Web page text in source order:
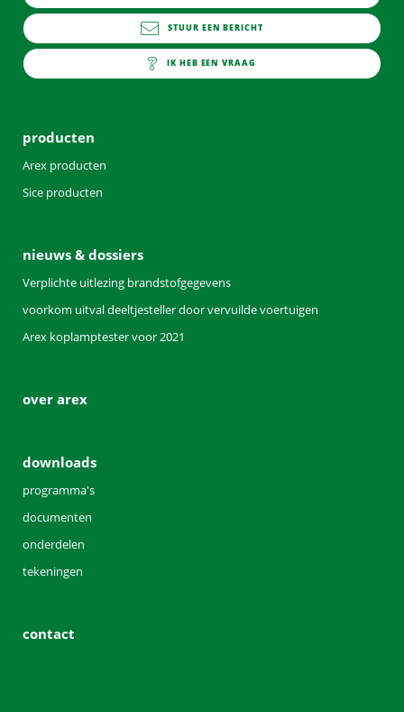
STUUR EEN BERICHT
IK HEB EEN VRAAG
producten
Arex producten
Sice producten
nieuws & dossiers
Verplichte uitlezing brandstofgegevens
voorkom uitval deeltjesteller door vervuilde voertuigen
Arex koplamptester voor 2021
over arex
downloads
programma's
documenten
onderdelen
tekeningen
contact